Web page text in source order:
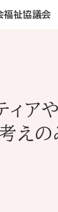
福祉協議会
ィア
えの